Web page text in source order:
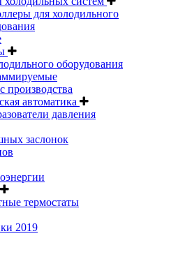
для холодильного
оборудования
производства
автоматика
давления
заслонок
термостаты
2019